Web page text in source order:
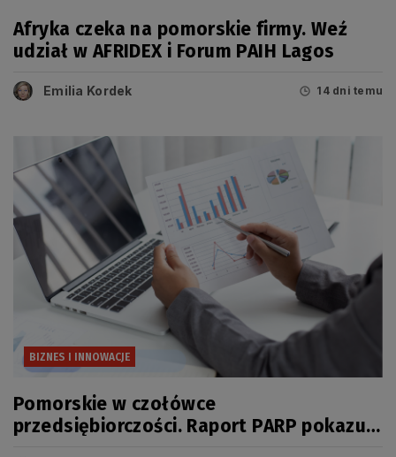
Afryka czeka na pomorskie firmy. Weź
udział w AFRIDEX i Forum PAIH Lagos
Emilia Kordek 14 dni temu
BIZNES I INNOWACJE
Pomorskie w czołówce
przedsiębiorczości. Raport PARP pokazuje